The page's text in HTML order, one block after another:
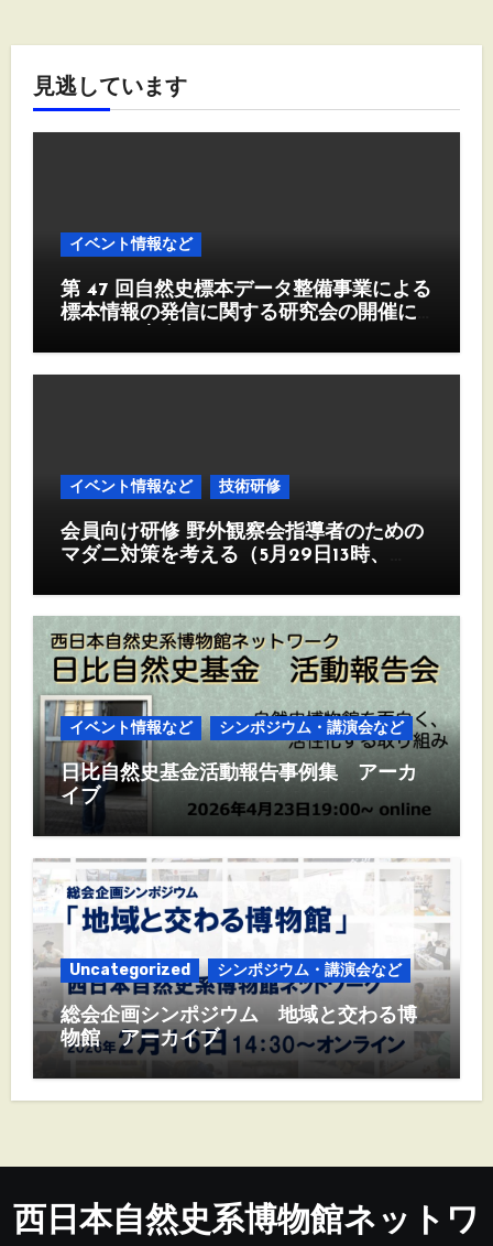
見逃しています
イベント情報など
第 47 回自然史標本データ整備事業による
標本情報の発信に関する研究会の開催に
イベント情報など 技術研修
会員向け研修 野外観察会指導者のための
マダニ対策を考える（5月29日13時、
イベント情報など シンポジウム・講演会など
日比自然史基金活動報告事例集 アーカ
イブ
Uncategorized シンポジウム・講演会など
総会企画シンポジウム 地域と交わる博
物館 アーカイブ
西日本自然史系博物館ネットワ